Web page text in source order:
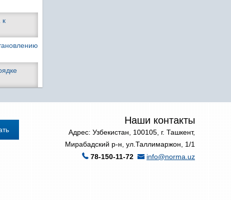
к
Наши контакты
Адрес: Узбекистан, 100105, г. Ташкент,
Мирабадский р-н, ул.Таллимаржон, 1/1
78-150-11-72
info@norma.uz